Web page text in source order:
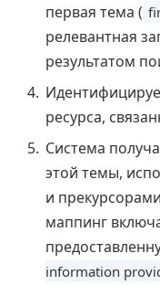
первая тема (
релевантная
результатом
ресурса,
Система
этой темы,
и
маппинг
information